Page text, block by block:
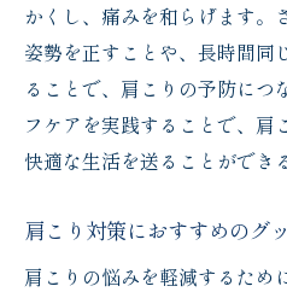
かくし、痛みを和らげます。
姿勢を正すことや、長時間同
ることで、肩こりの予防につ
フケアを実践することで、肩
快適な生活を送ることができ
肩こり対策におすすめのグ
肩こりの悩みを軽減するため